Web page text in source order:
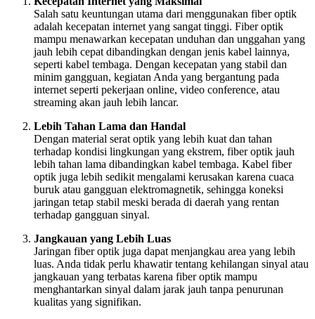
Salah satu keuntungan utama dari menggunakan fiber optik
adalah kecepatan internet yang sangat tinggi. Fiber optik
mampu menawarkan kecepatan unduhan dan unggahan yang
jauh lebih cepat dibandingkan dengan jenis kabel lainnya,
seperti kabel tembaga. Dengan kecepatan yang stabil dan
minim gangguan, kegiatan Anda yang bergantung pada
internet seperti pekerjaan online, video conference, atau
streaming akan jauh lebih lancar.
Lebih Tahan Lama dan Handal
Dengan material serat optik yang lebih kuat dan tahan
terhadap kondisi lingkungan yang ekstrem, fiber optik jauh
lebih tahan lama dibandingkan kabel tembaga. Kabel fiber
optik juga lebih sedikit mengalami kerusakan karena cuaca
buruk atau gangguan elektromagnetik, sehingga koneksi
jaringan tetap stabil meski berada di daerah yang rentan
terhadap gangguan sinyal.
Jangkauan yang Lebih Luas
Jaringan fiber optik juga dapat menjangkau area yang lebih
luas. Anda tidak perlu khawatir tentang kehilangan sinyal atau
jangkauan yang terbatas karena fiber optik mampu
menghantarkan sinyal dalam jarak jauh tanpa penurunan
kualitas yang signifikan.